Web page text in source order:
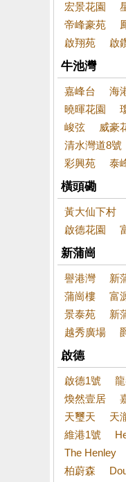
宏景花園
帝峰豪苑
啟翔苑
啟
牛池灣
嘉峰台 海
曉暉花園
峻弦
威豪
清水灣道8號
彩興苑
泰
橫頭磡
黃大仙下村
啟德花園
新蒲崗
譽港灣 新
蒲崗樓
富
景泰苑
新
越秀廣場
啟德
啟德1號
煥然壹居
天璽天
天
維港1號
The Henley
柏蔚森